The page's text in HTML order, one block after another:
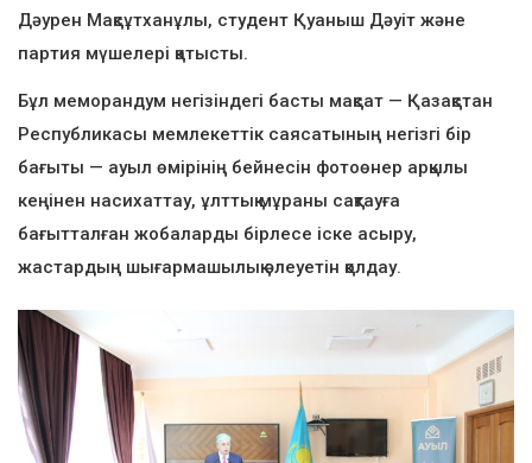
Дәурен Мақсұтханұлы, студент Қуаныш Дәуіт және
партия мүшелері қатысты.
Бұл меморандум негізіндегі басты мақсат — Қазақстан
Республикасы мемлекеттік саясатының негізгі бір
бағыты — ауыл өмірінің бейнесін фотоөнер арқылы
кеңінен насихаттау, ұлттық мұраны сақтауға
бағытталған жобаларды бірлесе іске асыру,
жастардың шығармашылық әлеуетін қолдау.